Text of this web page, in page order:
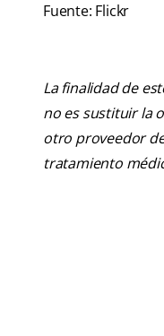
Fuente: Flickr
La finalidad de
no es sustituir la
otro proveedor
tratamiento